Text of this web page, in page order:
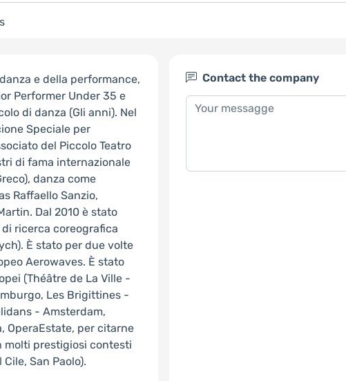
e della performance,
Performer Under 35 e
di danza (Gli anni). Nel
Speciale per
del Piccolo Teatro
di fama internazionale
danza come
Raffaello Sanzio,
Dal 2010 è stato
ricerca coreografica
È stato per due volte
Aerowaves. È stato
(Théâtre de La Ville -
Les Brigittines -
- Amsterdam,
OperaEstate, per citarne
molti prestigiosi contesti
San Paolo).
Contact the company